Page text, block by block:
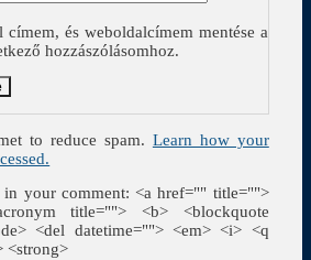
címem, és weboldalcímem mentése a
hozzászólásomhoz.
to reduce spam. Learn how your
your comment: <a href="" title="">
title=""> <b> <blockquote
<del datetime=""> <em> <i> <q
<strong>